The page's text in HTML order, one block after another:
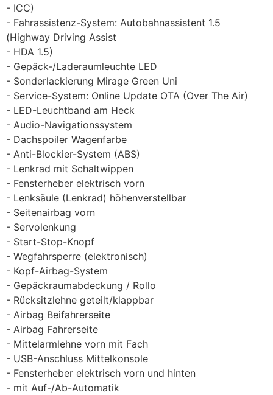
ICC)
Fahrassistenz-System: Autobahnassistent 1.5
(Highway Driving Assist
HDA 1.5)
Gepäck-/Laderaumleuchte LED
Sonderlackierung Mirage Green Uni
Service-System: Online Update OTA (Over The Air)
LED-Leuchtband am Heck
Audio-Navigationssystem
Dachspoiler Wagenfarbe
Anti-Blockier-System (ABS)
Lenkrad mit Schaltwippen
Fensterheber elektrisch vorn
Lenksäule (Lenkrad) höhenverstellbar
Seitenairbag vorn
Servolenkung
Start-Stop-Knopf
Wegfahrsperre (elektronisch)
Kopf-Airbag-System
Gepäckraumabdeckung / Rollo
Rücksitzlehne geteilt/klappbar
Airbag Beifahrerseite
Airbag Fahrerseite
Mittelarmlehne vorn mit Fach
USB-Anschluss Mittelkonsole
Fensterheber elektrisch vorn und hinten
mit Auf-/Ab-Automatik